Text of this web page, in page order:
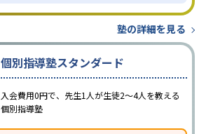
塾の詳細を見る
個別指導塾スタンダード
入会費用0円で、先生1人が生徒2〜4人を教える
個別指導塾